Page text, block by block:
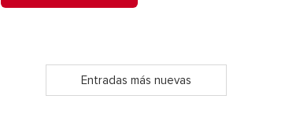
Entradas más nuevas